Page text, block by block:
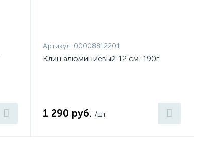
Артикул: 00008812201
Клин алюминиевый 12 см. 190г
1 290 руб. /шт